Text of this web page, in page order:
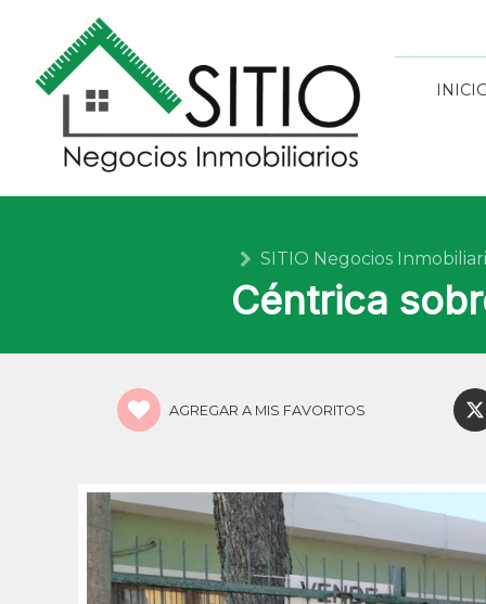
SITIO Negocios
Céntrica
AGREGAR A MIS FAVORITOS